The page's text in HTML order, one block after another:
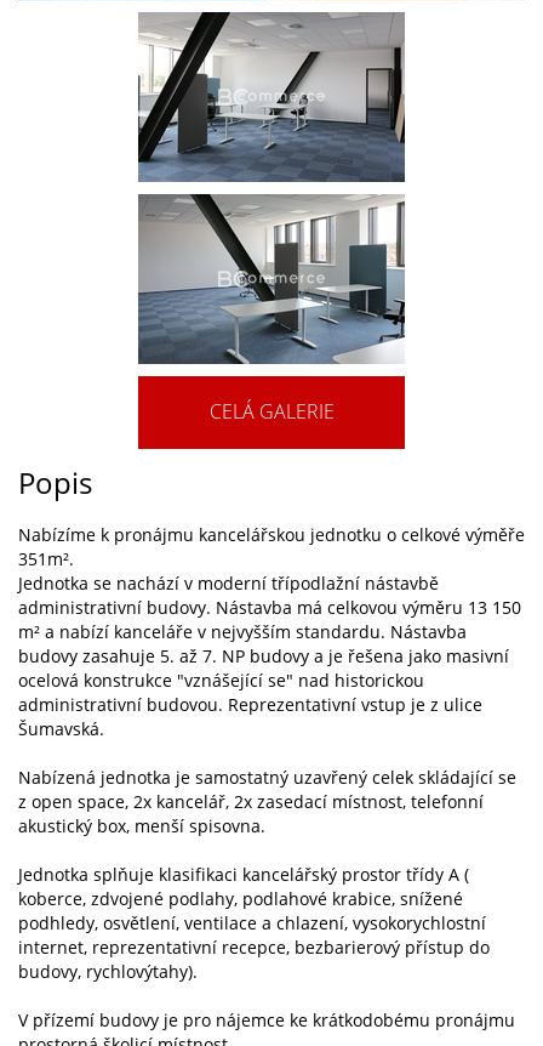
CELÁ GALERIE
Popis
Nabízíme k pronájmu kancelářskou jednotku o celkové výměře
351m².
Jednotka se nachází v moderní třípodlažní nástavbě
administrativní budovy. Nástavba má celkovou výměru 13 150
m² a nabízí kanceláře v nejvyšším standardu. Nástavba
budovy zasahuje 5. až 7. NP budovy a je řešena jako masivní
ocelová konstrukce "vznášející se" nad historickou
administrativní budovou. Reprezentativní vstup je z ulice
Šumavská.
Nabízená jednotka je samostatný uzavřený celek skládající se
z open space, 2x kancelář, 2x zasedací místnost, telefonní
akustický box, menší spisovna.
Jednotka splňuje klasifikaci kancelářský prostor třídy A (
koberce, zdvojené podlahy, podlahové krabice, snížené
podhledy, osvětlení, ventilace a chlazení, vysokorychlostní
internet, reprezentativní recepce, bezbarierový přístup do
budovy, rychlovýtahy).
V přízemí budovy je pro nájemce ke krátkodobému pronájmu